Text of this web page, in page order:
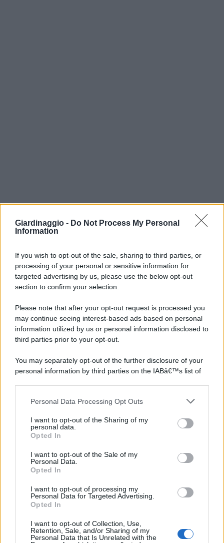
Giardinaggio - Do Not Process My Personal
Information
If you wish to opt-out of the sale, sharing to third parties, or
processing of your personal or sensitive information for
targeted advertising by us, please use the below opt-out
section to confirm your selection.
Please note that after your opt-out request is processed you
may continue seeing interest-based ads based on personal
information utilized by us or personal information disclosed to
third parties prior to your opt-out.
You may separately opt-out of the further disclosure of your
personal information by third parties on the IABâ€™s list of
This information may also be disclosed by us to third parties
further disclose it to other third parties.
Please note that this website/app uses one or more Google
services and may gather and store information including but
not limited to your visit or usage behaviour. You may click to
grant or deny consent to Google and its third-party tags to
consent section.
Personal Data Processing Opt Outs
I want to opt-out of the Sharing of my
personal data.
Opted In
I want to opt-out of the Sale of my
Personal Data.
Opted In
I want to opt-out of processing my
Personal Data for Targeted Advertising.
Opted In
I want to opt-out of Collection, Use,
Retention, Sale, and/or Sharing of my
Personal Data that Is Unrelated with the